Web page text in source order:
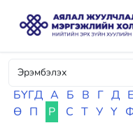
БҮГД А Б В Г Д Е
Ө П Р С Т У Ү